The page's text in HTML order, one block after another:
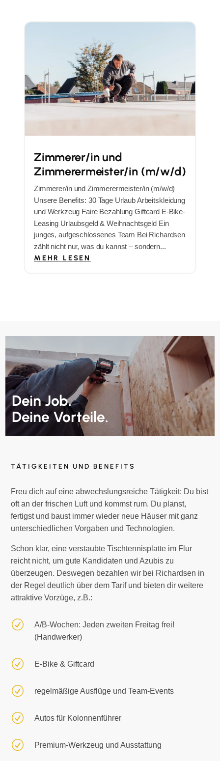
Zimmerer/in und
Zimmerermeister/in (m/w/d)
Zimmerer/in und Zimmerermeister/in (m/w/d)
Unsere Benefits: 30 Tage Urlaub Arbeitskleidung
und Werkzeug Faire Bezahlung Giftcard E-Bike-
Leasing Urlaubsgeld & Weihnachtsgeld Ein
junges, aufgeschlossenes Team Bei Richardsen
zählt nicht nur, was du kannst – sondern...
MEHR LESEN
Dein Job.
Deine Vorteile.
TÄTIGKEITEN UND BENEFITS
Freu dich auf eine abwechslungsreiche Tätigkeit: Du bist
oft an der frischen Luft und kommst rum. Du planst,
fertigst und baust immer wieder neue Häuser mit ganz
unterschiedlichen Vorgaben und Technologien.
Schon klar, eine verstaubte Tischtennisplatte im Flur
reicht nicht, um gute Kandidaten und Azubis zu
überzeugen. Deswegen bezahlen wir bei Richardsen in
der Regel deutlich über dem Tarif und bieten dir weitere
attraktive Vorzüge, z.B.:
R
A/B-Wochen: Jeden zweiten Freitag frei!
(Handwerker)
R E-Bike & Giftcard
R regelmäßige Ausflüge und Team-Events
R Autos für Kolonnenführer
R Premium-Werkzeug und Ausstattung